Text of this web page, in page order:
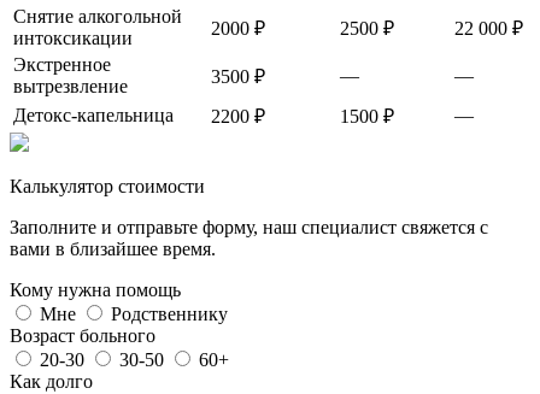
Снятие алкогольной
интоксикации
2000 ₽ 2500 ₽
22 000 ₽
Экстренное
вытрезвление
3500 ₽ —
—
Детокс-капельница
2200 ₽ 1500 ₽ —
Калькулятор стоимости
Заполните и отправьте форму, наш специалист свяжется с
вами в близайшее время.
Кому нужна помощь
Мне
Родственнику
Возраст больного
20-30
30-50
60+
Как долго